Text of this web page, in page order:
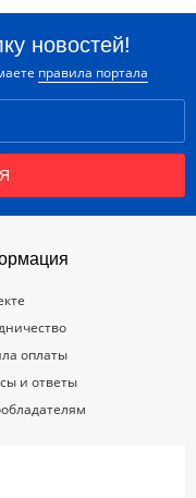
новостей!
правила портала
оплаты
и ответы